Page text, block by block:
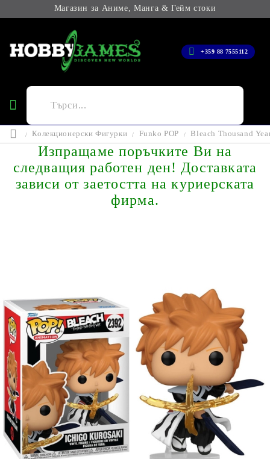
Магазин за Аниме, Манга & Гейм стоки
+359 88 7555112
Колекционерски Фигурки Funko POP Bleach Thousand
Изпращаме поръчките Ви на
следващия работен ден! Доставката
зависи от заетостта на куриерската
фирма.